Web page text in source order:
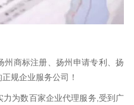
州商标注册、扬州申请专利、扬
规企业服务公司！
为数百家企业代理服务,受到广